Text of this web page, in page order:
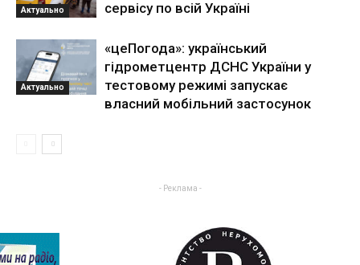
Актуально
сервісу по всій Україні
Актуально
«цеПогода»: український
гідрометцентр ДСНС України у
тестовому режимі запускає
власний мобільний застосунок
- Реклама -